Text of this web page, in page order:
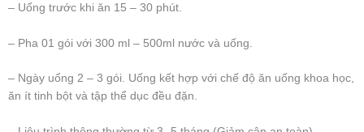
– Uống trước khi ăn 15 – 30 phút.
– Pha 01 gói với 300 ml – 500ml nước và uống.
– Ngày uống 2 – 3 gói. Uống kết hợp với chế độ ăn uống khoa học,
ăn ít tinh bột và tập thể dục đều đặn.